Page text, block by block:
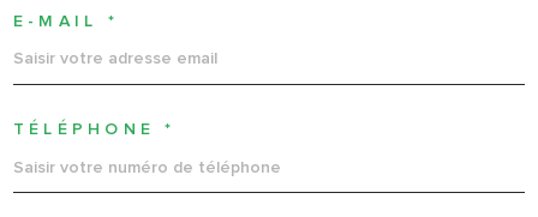
E-MAIL *
TÉLÉPHONE *